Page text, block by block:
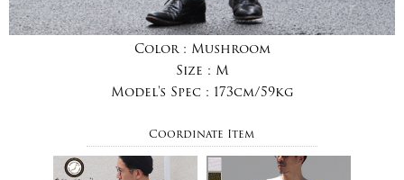
Color : Mushroom
Size : M
Model's Spec : 173cm/59kg
Coordinate Item